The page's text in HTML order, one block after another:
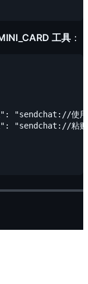
工具 ：
"sendchat://使
"sendchat://粘贴